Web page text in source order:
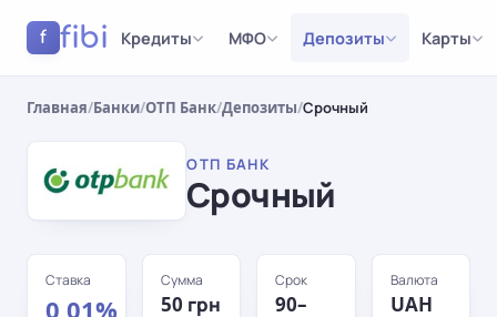
f fibi Кредиты МФО Депозиты Карты
Главная/Банки/ОТП Банк/Депозиты/Срочный
ОТП БАНК
Срочный
Ставка
0,01%
Сумма
50 грн
Срок
90–
Валюта
UAH